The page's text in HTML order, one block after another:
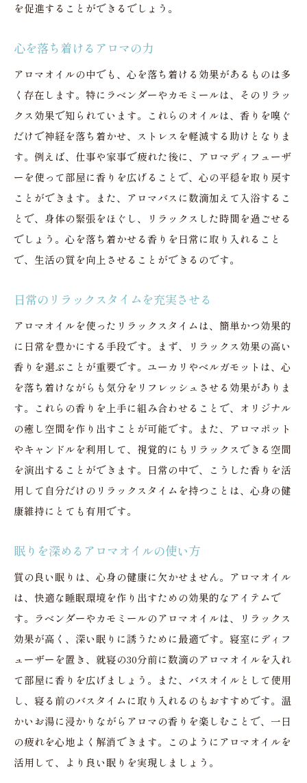
を促進することができるでしょう。
心を落ち着けるアロマの力
アロマオイルの中でも、心を落ち着ける効果があるものは多
く存在します。特にラベンダーやカモミールは、そのリラッ
クス効果で知られています。これらのオイルは、香りを嗅ぐ
だけで神経を落ち着かせ、ストレスを軽減する助けとなりま
す。例えば、仕事や家事で疲れた後に、アロマディフューザ
ーを使って部屋に香りを広げることで、心の平穏を取り戻す
ことができます。また、アロマバスに数滴加えて入浴するこ
とで、身体の緊張をほぐし、リラックスした時間を過ごせる
でしょう。心を落ち着かせる香りを日常に取り入れること
で、生活の質を向上させることができるのです。
日常のリラックスタイムを充実させる
アロマオイルを使ったリラックスタイムは、簡単かつ効果的
に日常を豊かにする手段です。まず、リラックス効果の高い
香りを選ぶことが重要です。ユーカリやベルガモットは、心
を落ち着けながらも気分をリフレッシュさせる効果がありま
す。これらの香りを上手に組み合わせることで、オリジナル
の癒し空間を作り出すことが可能です。また、アロマポット
やキャンドルを利用して、視覚的にもリラックスできる空間
を演出することができます。日常の中で、こうした香りを活
用して自分だけのリラックスタイムを持つことは、心身の健
康維持にとても有用です。
眠りを深めるアロマオイルの使い方
質の良い眠りは、心身の健康に欠かせません。アロマオイル
は、快適な睡眠環境を作り出すための効果的なアイテムで
す。ラベンダーやカモミールのアロマオイルは、リラックス
効果が高く、深い眠りに誘うために最適です。寝室にディフ
ューザーを置き、就寝の30分前に数滴のアロマオイルを入れ
て部屋に香りを広げましょう。また、バスオイルとして使用
し、寝る前のバスタイムに取り入れるのもおすすめです。温
かいお湯に浸かりながらアロマの香りを楽しむことで、一日
の疲れを心地よく解消できます。このようにアロマオイルを
活用して、より良い眠りを実現しましょう。